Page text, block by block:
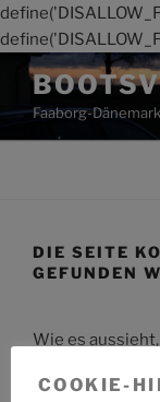
Zum
Inhalt
springenFaaborg-Dänemark
DIE SEITE
GEFUNDEN
Wie es
COOKIE-